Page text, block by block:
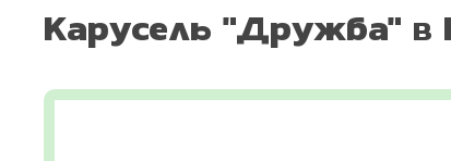
Карусель "Дружба" в